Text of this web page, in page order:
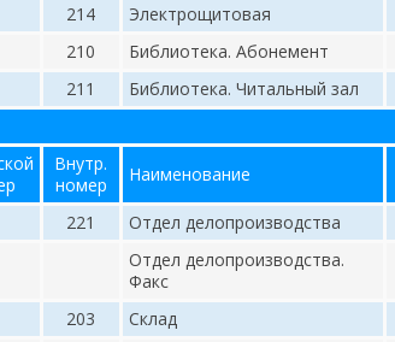
214 Электрощитовая
210 Библиотека. Абонемент
211 Библиотека. Читальный зал
Внутр.
номер
Наименование
221 Отдел делопроизводства
Отдел делопроизводства.
Факс
203 Склад